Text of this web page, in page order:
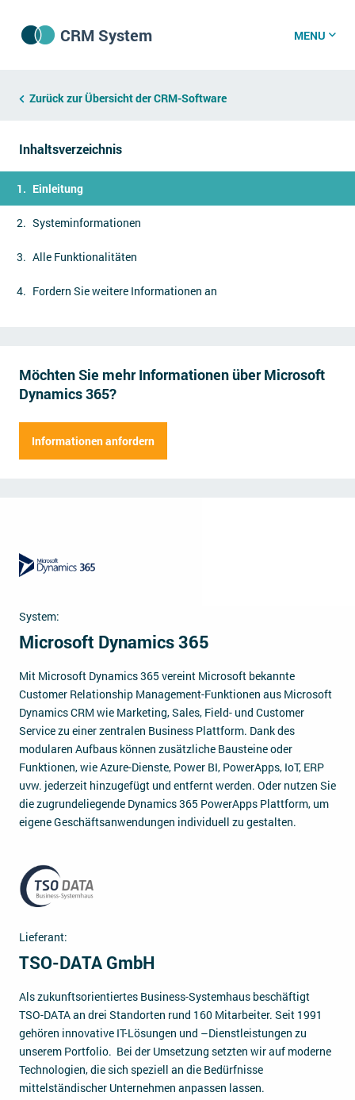
CRM System
CRM Software
CRM Wissenszentrum
CRM News
Was ist CRM?
Offene Stellen bei CRM-Lieferanten
Impressum
Kontakt
MENU
Zurück zur Übersicht der CRM-Software
Inhaltsverzeichnis
Einleitung
Systeminformationen
Alle Funktionalitäten
Fordern Sie weitere Informationen an
Möchten Sie mehr Informationen über Microsoft
Dynamics 365?
Anmerkungen (fakultativ)
Informationen anfordern
System:
Microsoft Dynamics 365
Mit Microsoft Dynamics 365 vereint Microsoft bekannte
Customer Relationship Management-Funktionen aus Microsoft
Dynamics CRM wie Marketing, Sales, Field- und Customer
Service zu einer zentralen Business Plattform. Dank des
modularen Aufbaus können zusätzliche Bausteine oder
Funktionen, wie Azure-Dienste, Power BI, PowerApps, IoT, ERP
uvw. jederzeit hinzugefügt und entfernt werden. Oder nutzen Sie
die zugrundeliegende Dynamics 365 PowerApps Plattform, um
eigene Geschäftsanwendungen individuell zu gestalten.
Lieferant:
TSO-DATA GmbH
Als zukunftsorientiertes Business-Systemhaus beschäftigt
TSO-DATA an drei Standorten rund 160 Mitarbeiter. Seit 1991
gehören innovative IT-Lösungen und –Dienstleistungen zu
unserem Portfolio. Bei der Umsetzung setzten wir auf moderne
Technologien, die sich speziell an die Bedürfnisse
mittelständischer Unternehmen anpassen lassen.